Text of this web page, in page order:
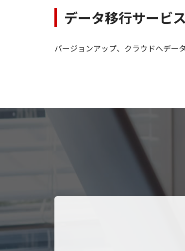
データ移行サービス
バージョンアップ、クラウドへデー